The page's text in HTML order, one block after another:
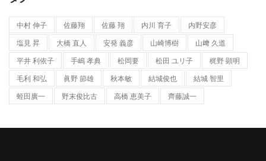
中村 伸子 佐藤翔 佐藤 翔 内川 育子
内野安彦
塩見 昇
大橋 直人 安発 義彦 山崎博樹
山﨑 久道
平井 利依子
手嶋 孝典 松岡要 松田 ユリ子
梶野 顕明
毛利 和弘
眞野 節雄 秋本敏 結城俊也
結城 智⾥
蛭田廣一
野末俊比古 高橋 恵美子 齊藤誠一